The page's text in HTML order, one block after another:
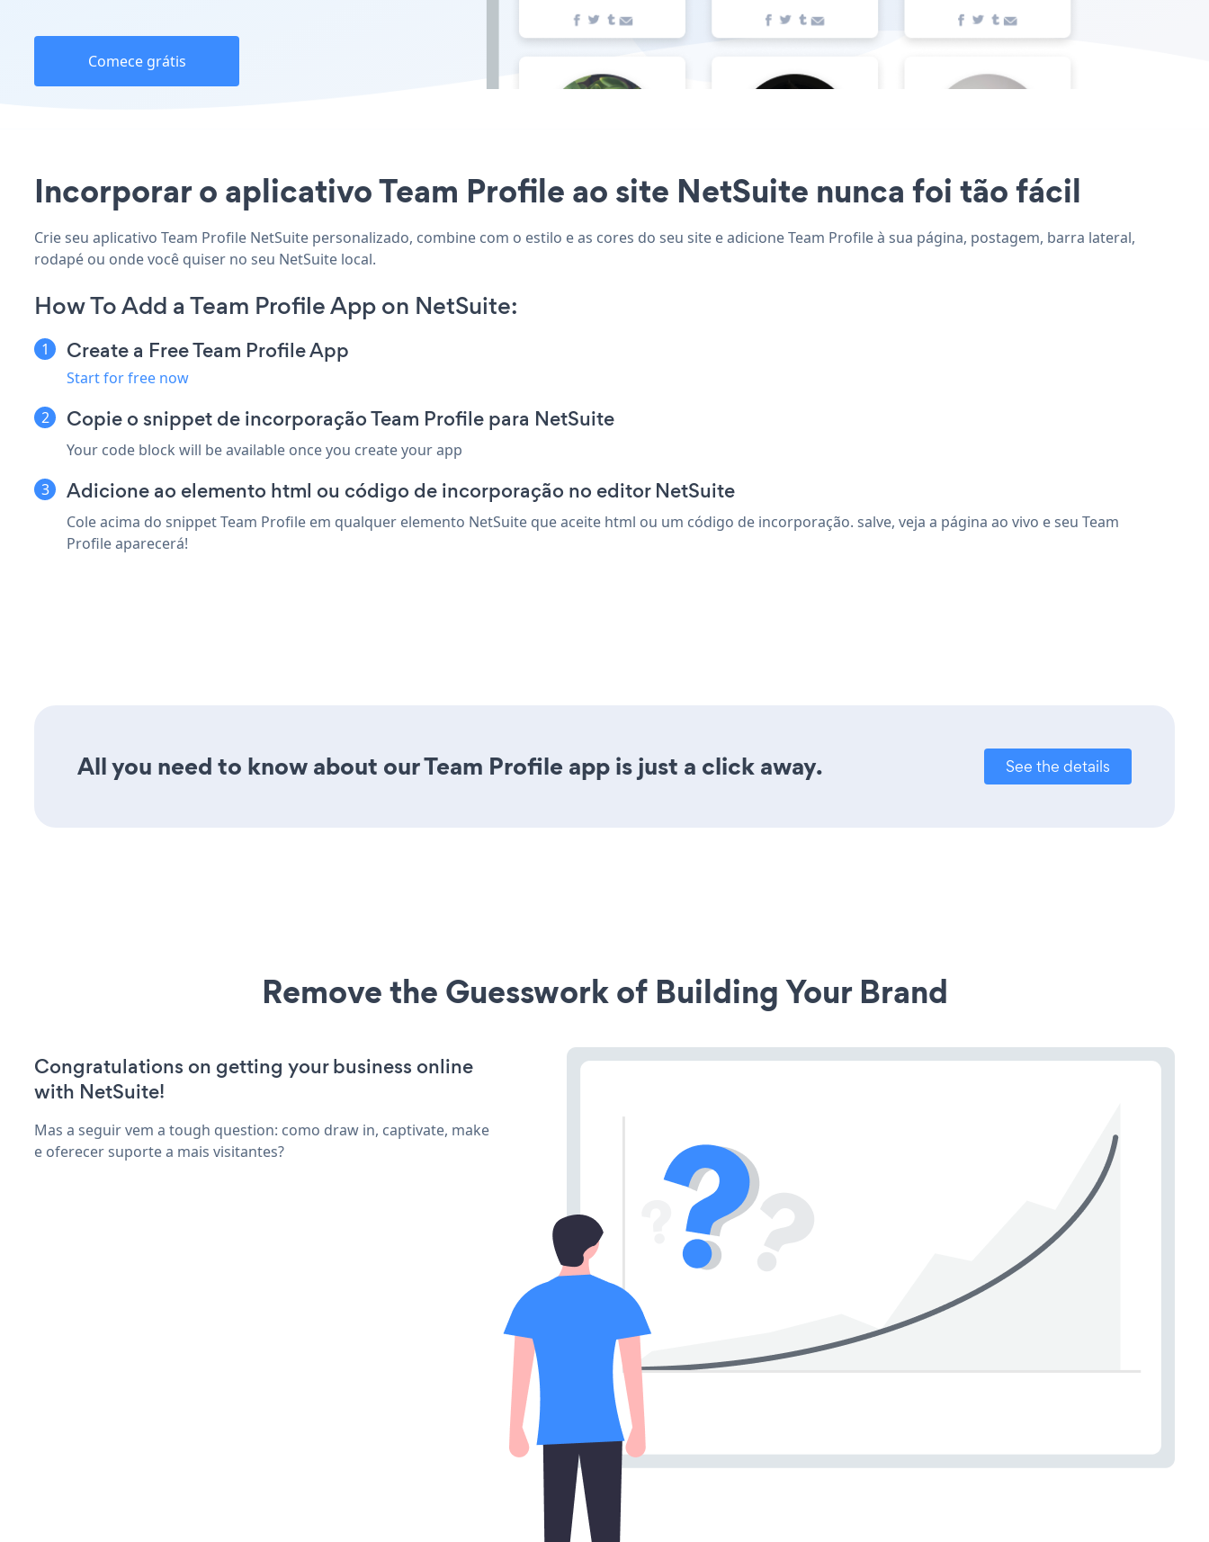
Comece grátis
Incorporar o aplicativo Team Profile ao site NetSuite nunca foi tão fácil
Crie seu aplicativo Team Profile NetSuite personalizado, combine com o estilo e as cores do seu site e adicione Team Profile à sua página, postagem, barra lateral,
rodapé ou onde você quiser no seu NetSuite local.
How To Add a Team Profile App on NetSuite:
Create a Free Team Profile App
Start for free now
Copie o snippet de incorporação Team Profile para NetSuite
Your code block will be available once you create your app
Adicione ao elemento html ou código de incorporação no editor NetSuite
Cole acima do snippet Team Profile em qualquer elemento NetSuite que aceite html ou um código de incorporação. salve, veja a página ao vivo e seu Team
Profile aparecerá!
All you need to know about our Team Profile app is just a click away. See the details
Remove the Guesswork of Building Your Brand
Congratulations on getting your business online
with NetSuite!
Mas a seguir vem a tough question: como draw in, captivate, make
e oferecer suporte a mais visitantes?